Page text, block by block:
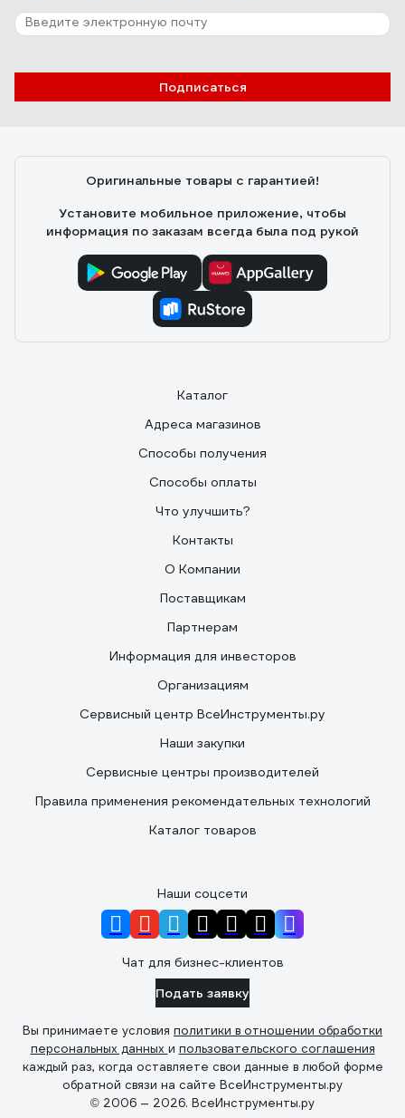
Подписаться
Оригинальные товары с гарантией!
Установите мобильное приложение, чтобы
информация по заказам всегда была под рукой
Каталог
Адреса магазинов
Способы получения
Способы оплаты
Что улучшить?
Контакты
О Компании
Поставщикам
Партнерам
Информация для инвесторов
Организациям
Сервисный центр ВсеИнструменты.ру
Наши закупки
Сервисные центры производителей
Правила применения рекомендательных технологий
Каталог товаров
Наши соцсети
Чат для бизнес-клиентов
Подать заявку
Вы принимаете условия политики в отношении обработки
персональных данных и пользовательского соглашения
каждый раз, когда оставляете свои данные в любой форме
обратной связи на сайте ВсеИнструменты.ру
© 2006 — 2026. ВсеИнструменты.ру